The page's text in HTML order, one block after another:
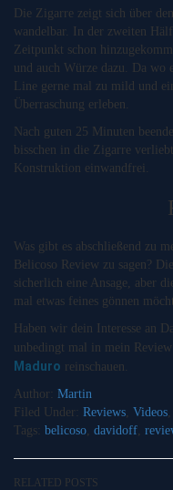
Die Zigarre zeigt sich über
wandelbar. In der zweiten
Zeitpunkt schon
und auch Würze dazu. Da
Line gerne mal zu mild und
Überraschung erleben.
Nach guten 25 Minuten
bisschen in die Zigarre
Konstruktion einwandfrei.
Was gibt es abschließend zu
Belicoso Review zu sagen?
sicherlich eine Ansage, aber
mal etwas feines gönnen
Haben wir dein Interesse an
unbedingt mal in mein
Maduro reinschauen.
Author: Martin
Filed Under: Reviews Videos
Tags: belicoso davidoff
RELATED POSTS